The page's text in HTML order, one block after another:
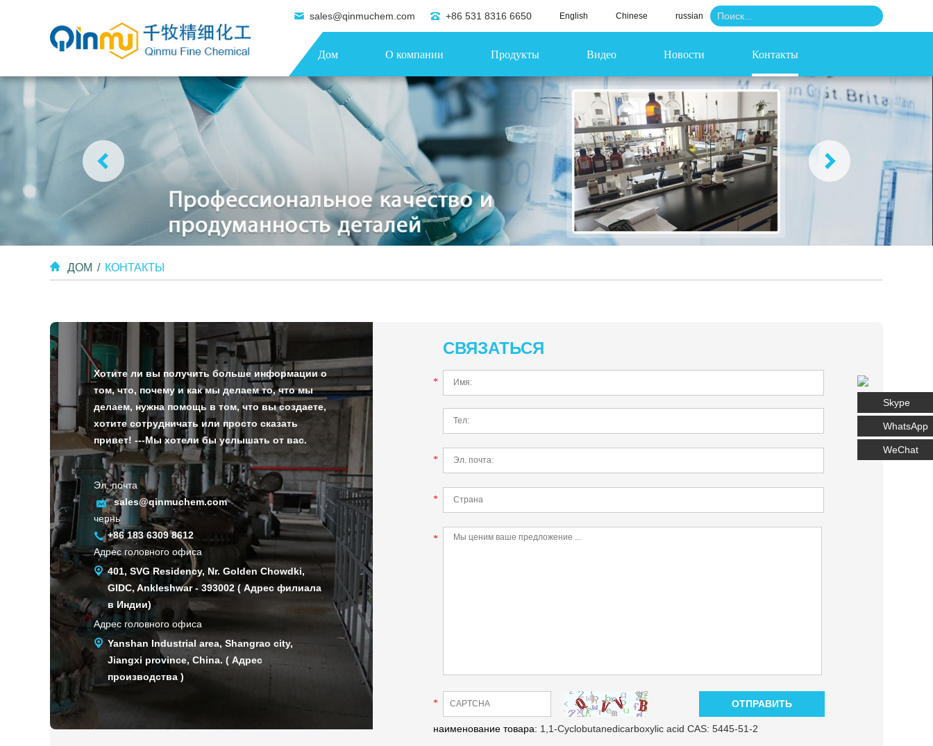
sales@qinmuchem.com +86 531 8316 6650 English Chinese russian
Дом О компании Продукты Видео Новости Контакты
ДОМ / КОНТАКТЫ
Хотите ли вы получить больше информации о
том, что, почему и как мы делаем то, что мы
делаем, нужна помощь в том, что вы создаете,
хотите сотрудничать или просто сказать
привет! ---Мы хотели бы услышать от вас.
Эл. почта
sales@qinmuchem.com
чернь
+86 183 6309 8612
Адрес головного офиса
401, SVG Residency, Nr. Golden Chowdki,
GIDC, Ankleshwar - 393002 ( Адрес филиала
в Индии)
Адрес головного офиса
Yanshan Industrial area, Shangrao city,
Jiangxi province, China. ( Адрес
производства )
СВЯЗАТЬСЯ
*
*
*
*
*
наименование товара: 1,1-Cyclobutanedicarboxylic acid CAS: 5445-51-2
Skype
WhatsApp
WeChat